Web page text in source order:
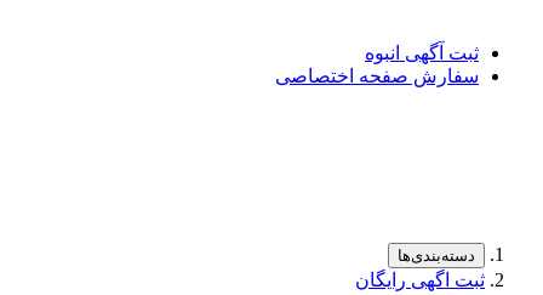
ثبت آگهی انبوه
سفارش صفحه اختصاصی
دسته‌بندی‌ها
ثبت اگهی رایگان